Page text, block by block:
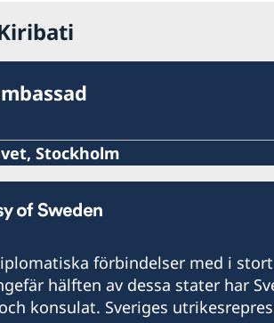
Stockholm
förbindelser med i
hälften av dessa stater har
konsulat. Sveriges